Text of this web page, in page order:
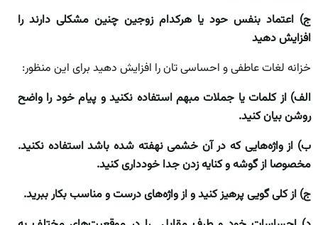
ج) اعتماد بنفس حود یا هرکدام زوجین چنین مشکلی دارند را
افزایش دهید
خزانه لغات عاطفی و احساسی تان را افزایش دهید برای این منظور:
الف) از کلمات یا جملات مبهم استفاده نکنید و پیام خود را واضح
روشن بیان کنید.
ب) از واژه‌هایی که در آن خشمی نهفته شده باشد استفاده نکنید.
مخصوصا از گوشه و کنایه زدن جدا خودداری کنید.
ج) از کلی گویی پرهیز کنید و از واژه‌های درست و مناسب بکار ببرید.